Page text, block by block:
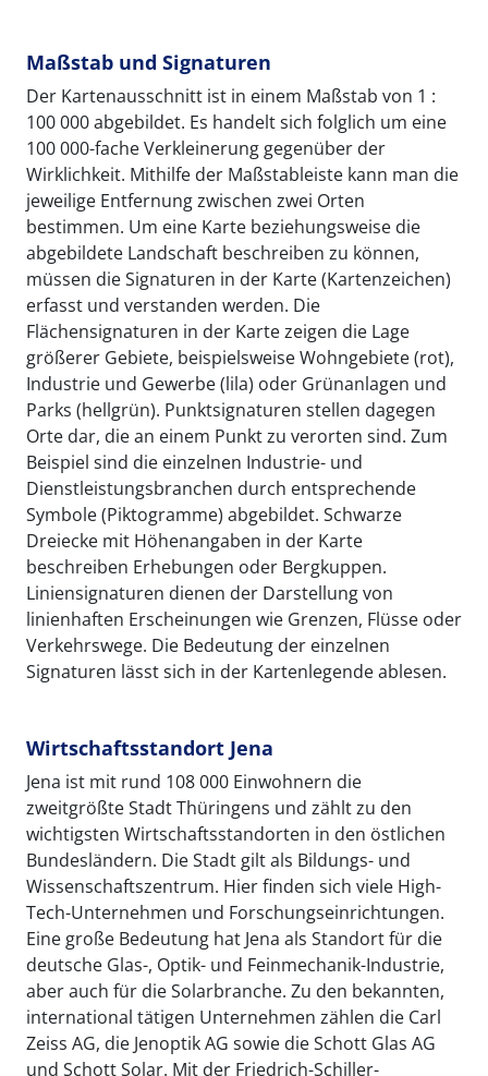
Maßstab und Signaturen
Der Kartenausschnitt ist in einem Maßstab von 1 :
100 000 abgebildet. Es handelt sich folglich um eine
100 000-fache Verkleinerung gegenüber der
Wirklichkeit. Mithilfe der Maßstableiste kann man die
jeweilige Entfernung zwischen zwei Orten
bestimmen. Um eine Karte beziehungsweise die
abgebildete Landschaft beschreiben zu können,
müssen die Signaturen in der Karte (Kartenzeichen)
erfasst und verstanden werden. Die
Flächensignaturen in der Karte zeigen die Lage
größerer Gebiete, beispielsweise Wohngebiete (rot),
Industrie und Gewerbe (lila) oder Grünanlagen und
Parks (hellgrün). Punktsignaturen stellen dagegen
Orte dar, die an einem Punkt zu verorten sind. Zum
Beispiel sind die einzelnen Industrie- und
Dienstleistungsbranchen durch entsprechende
Symbole (Piktogramme) abgebildet. Schwarze
Dreiecke mit Höhenangaben in der Karte
beschreiben Erhebungen oder Bergkuppen.
Liniensignaturen dienen der Darstellung von
linienhaften Erscheinungen wie Grenzen, Flüsse oder
Verkehrswege. Die Bedeutung der einzelnen
Signaturen lässt sich in der Kartenlegende ablesen.
Wirtschaftsstandort Jena
Jena ist mit rund 108 000 Einwohnern die
zweitgrößte Stadt Thüringens und zählt zu den
wichtigsten Wirtschaftsstandorten in den östlichen
Bundesländern. Die Stadt gilt als Bildungs- und
Wissenschaftszentrum. Hier finden sich viele High-
Tech-Unternehmen und Forschungseinrichtungen.
Eine große Bedeutung hat Jena als Standort für die
deutsche Glas-, Optik- und Feinmechanik-Industrie,
aber auch für die Solarbranche. Zu den bekannten,
international tätigen Unternehmen zählen die Carl
Zeiss AG, die Jenoptik AG sowie die Schott Glas AG
und Schott Solar. Mit der Friedrich-Schiller-